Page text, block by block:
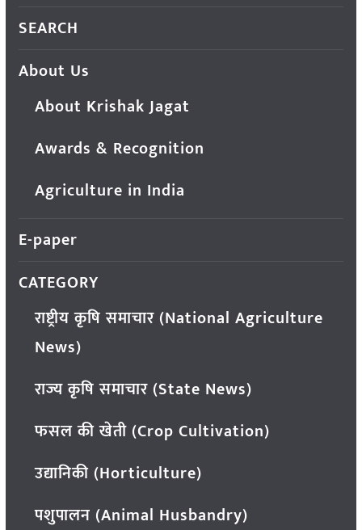
SEARCH
About Us
About Krishak Jagat
Awards & Recognition
Agriculture in India
E-paper
CATEGORY
राष्ट्रीय कृषि समाचार (National Agriculture
News)
राज्य कृषि समाचार (State News)
फसल की खेती (Crop Cultivation)
उद्यानिकी (Horticulture)
पशुपालन (Animal Husbandry)